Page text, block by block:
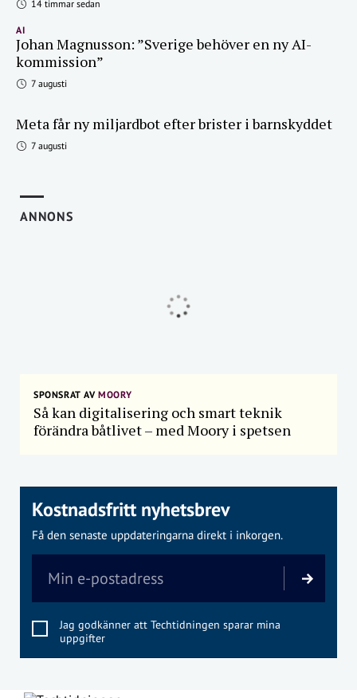
14 timmar sedan
AI
Johan Magnusson: ”Sverige behöver en ny AI-
kommission”
7 augusti
Meta får ny miljardbot efter brister i barnskyddet
7 augusti
ANNONS
SPONSRAT AVMOORY
Så kan digitalisering och smart teknik
förändra båtlivet – med Moory i spetsen
Kostnadsfritt nyhetsbrev
Få den senaste uppdateringarna direkt i inkorgen.
Jag godkänner att Techtidningen sparar mina
uppgifter